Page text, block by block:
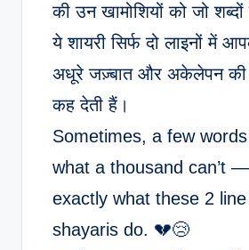
की उन खामोशियों को जो
ये शायरी सिर्फ दो लाइनों में
अधूरे जज़्बात और अकेलेपन की
कह देती हैं।
Sometimes, a few
what a thousand can’t
exactly what these 2 line
shayaris do. 💔😢